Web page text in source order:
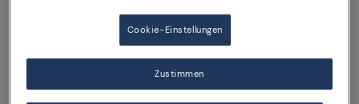
um gemeinsam mit Freunden in Erinnerungen an den
Sommer zu schwelgen.
Cookie-Einstellungen
Zustimmen